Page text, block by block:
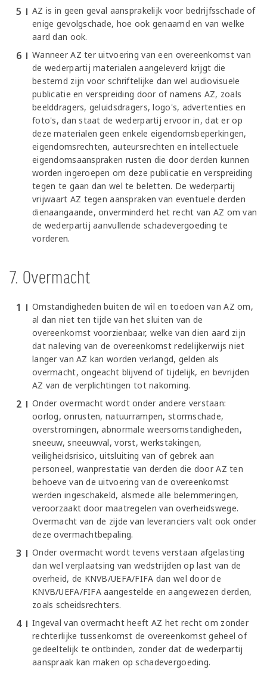
AZ is in geen geval aansprakelijk voor bedrijfsschade of
enige gevolgschade, hoe ook genaamd en van welke
aard dan ook.
Wanneer AZ ter uitvoering van een overeenkomst van
de wederpartij materialen aangeleverd krijgt die
bestemd zijn voor schriftelijke dan wel audiovisuele
publicatie en verspreiding door of namens AZ, zoals
beelddragers, geluidsdragers, logo's, advertenties en
foto's, dan staat de wederpartij ervoor in, dat er op
deze materialen geen enkele eigendomsbeperkingen,
eigendomsrechten, auteursrechten en intellectuele
eigendomsaanspraken rusten die door derden kunnen
worden ingeroepen om deze publicatie en verspreiding
tegen te gaan dan wel te beletten. De wederpartij
vrijwaart AZ tegen aanspraken van eventuele derden
dienaangaande, onverminderd het recht van AZ om van
de wederpartij aanvullende schadevergoeding te
vorderen.
7. Overmacht
Omstandigheden buiten de wil en toedoen van AZ om,
al dan niet ten tijde van het sluiten van de
overeenkomst voorzienbaar, welke van dien aard zijn
dat naleving van de overeenkomst redelijkerwijs niet
langer van AZ kan worden verlangd, gelden als
overmacht, ongeacht blijvend of tijdelijk, en bevrijden
AZ van de verplichtingen tot nakoming.
Onder overmacht wordt onder andere verstaan:
oorlog, onrusten, natuurrampen, stormschade,
overstromingen, abnormale weersomstandigheden,
sneeuw, sneeuwval, vorst, werkstakingen,
veiligheidsrisico, uitsluiting van of gebrek aan
personeel, wanprestatie van derden die door AZ ten
behoeve van de uitvoering van de overeenkomst
werden ingeschakeld, alsmede alle belemmeringen,
veroorzaakt door maatregelen van overheidswege.
Overmacht van de zijde van leveranciers valt ook onder
deze overmachtbepaling.
Onder overmacht wordt tevens verstaan afgelasting
dan wel verplaatsing van wedstrijden op last van de
overheid, de KNVB/UEFA/FIFA dan wel door de
KNVB/UEFA/FIFA aangestelde en aangewezen derden,
zoals scheidsrechters.
Ingeval van overmacht heeft AZ het recht om zonder
rechterlijke tussenkomst de overeenkomst geheel of
gedeeltelijk te ontbinden, zonder dat de wederpartij
aanspraak kan maken op schadevergoeding.